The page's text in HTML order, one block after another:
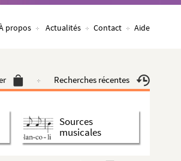
propos Actualités Contact Aide
Recherches récentes
Sources
musicales